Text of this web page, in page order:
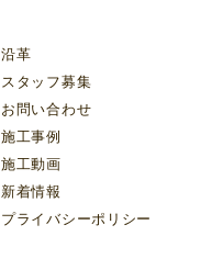
沿革
スタッフ募集
お問い合わせ
施工事例
施工動画
新着情報
プライバシーポリシー